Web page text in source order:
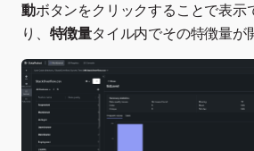
動ボタンをクリックすることで表示
り、 特徴量タイル内でその特徴量が